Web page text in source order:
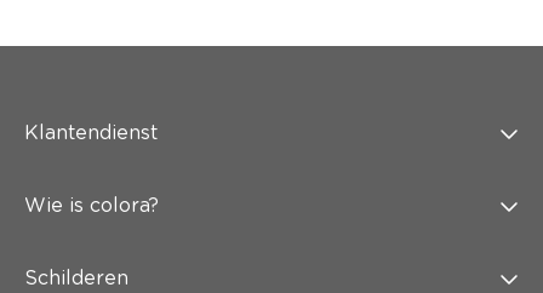
Klantendienst
Wie is colora?
Schilderen